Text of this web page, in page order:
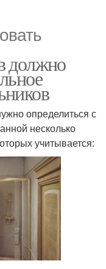
должно
определиться с
несколько
учитывается: